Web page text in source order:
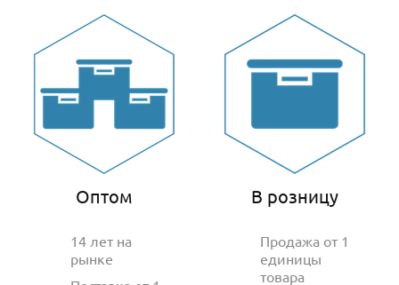
Оптом
14 лет на
рынке
В розницу
Продажа от 1
единицы
товара